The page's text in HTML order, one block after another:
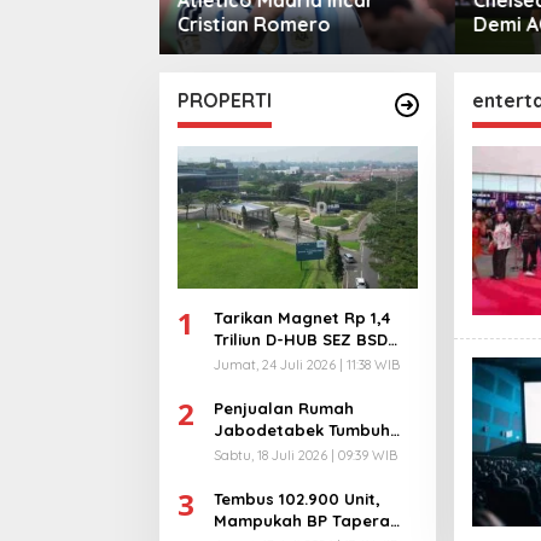
Demi AC Milan
PROPERTI
1
Tarikan Magnet Rp 1,4
Triliun D-HUB SEZ BSD
City, Buka 1736
Jumat, 24 Juli 2026 | 11:38 WIB
2
Penjualan Rumah
Jabodetabek Tumbuh
94%! Developer
Ekstra
Sabtu, 18 Juli 2026 | 09:39 WIB
3
Tembus 102.900 Unit,
Mampukah BP Tapera